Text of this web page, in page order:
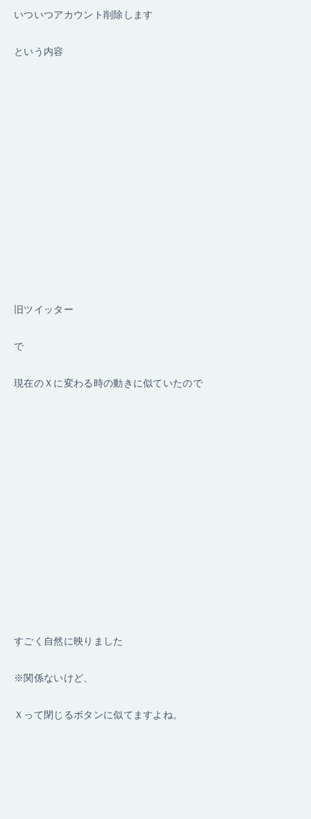
いついつアカウント削除します
という内容
旧ツイッター
で
現在のＸに変わる時の動きに似ていたので
すごく自然に映りました
※関係ないけど、
Ｘって閉じるボタンに似てますよね。